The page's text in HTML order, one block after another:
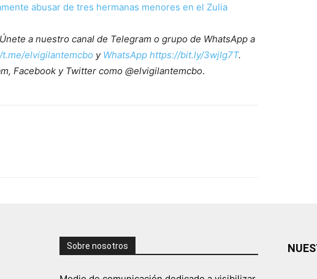
abusar de tres hermanas menores en el Zulia
a nuestro canal de Telegram o grupo de WhatsApp a
elvigilantemcbo y WhatsApp https://bit.ly/3wjIg7T.
Facebook y Twitter como @elvigilantemcbo.
Sobre nosotros